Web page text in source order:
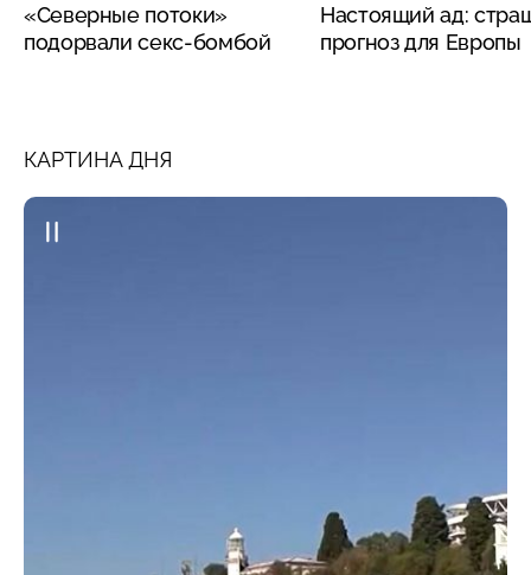
«Северные потоки»
подорвали секс-бомбой
Настоящий ад:
прогноз для Европы
КАРТИНА ДНЯ